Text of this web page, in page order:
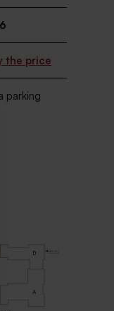
the price
parking